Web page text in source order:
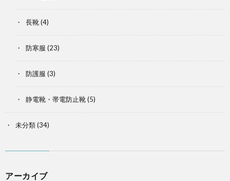
長靴(4)
防寒服 (23)
防護服 (3)
静電靴・帯電防止靴(5)
未分類(34)
アーカイブ